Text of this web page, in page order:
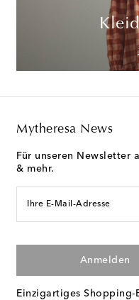
Mytheresa News
Für unseren Newsletter
& mehr.
Ihre E-Mail-Adresse
Anmelden
Einzigartiges Shopping-